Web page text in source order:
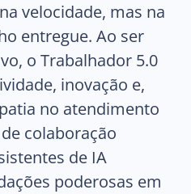
velocidade, mas na
entregue. Ao ser
o Trabalhador 5.0
inovação e,
no atendimento
colaboração
de IA
poderosas em